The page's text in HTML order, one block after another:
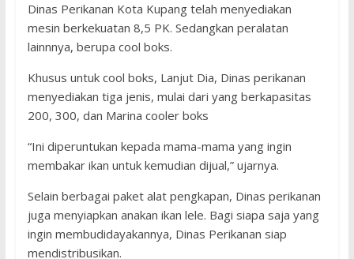
Dinas Perikanan Kota Kupang telah menyediakan
mesin berkekuatan 8,5 PK. Sedangkan peralatan
lainnnya, berupa cool boks.
Khusus untuk cool boks, Lanjut Dia, Dinas perikanan
menyediakan tiga jenis, mulai dari yang berkapasitas
200, 300, dan Marina cooler boks
“Ini diperuntukan kepada mama-mama yang ingin
membakar ikan untuk kemudian dijual,” ujarnya.
Selain berbagai paket alat pengkapan, Dinas perikanan
juga menyiapkan anakan ikan lele. Bagi siapa saja yang
ingin membudidayakannya, Dinas Perikanan siap
mendistribusikan.